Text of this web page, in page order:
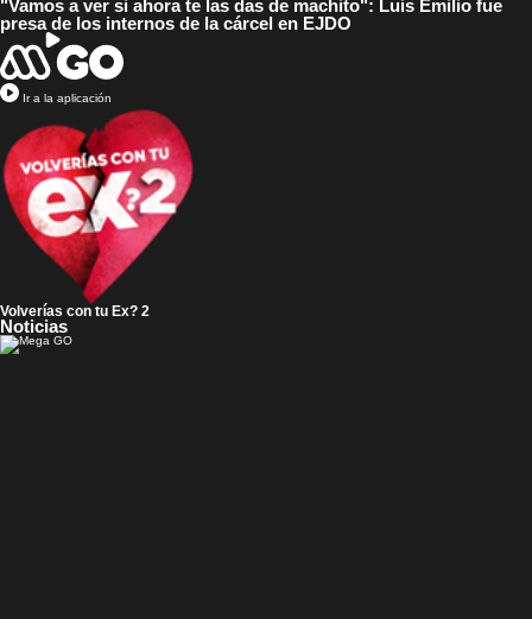
"Vamos a ver si ahora te las das de machito": Luis Emilio fue
presa de los internos de la cárcel en EJDO
Ir a la aplicación
Volverías con tu Ex? 2
Noticias